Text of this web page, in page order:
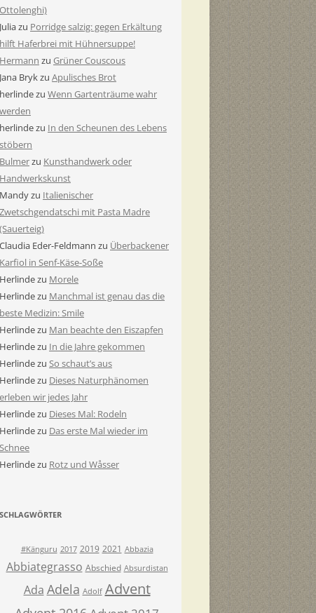
Ottolenghi)
Juliazu Porridge salzig: gegen Erkältung
hilft Haferbrei mit Hühnersuppe!
Hermann zu Grüner Couscous
Jana Brykzu Apulisches Brot
herlindezu Wenn Gartenträume wahr
werden
herlindezu In den Scheunen des Lebens
stöbern
Bulmerzu Kunsthandwerk oder
Handwerkskunst
Mandyzu Italienischer
Zwetschgendatschi mit Pasta Madre
(Sauerteig)
Claudia Eder-Feldmann zu Überbackener
Karfiol in Senf-Käse-Soße
Herlindezu Morele
Herlindezu Manchmal ist genau das die
beste Medizin: Smile
Herlindezu Man beachte den Eiszapfen
Herlindezu In die Jahre gekommen
Herlindezu So schaut’s aus
Herlindezu Dieses Naturphänomen
erleben wir jedes Jahr
Herlindezu Dieses Mal: Rodeln
Herlindezu Das erste Mal wieder im
Schnee
Herlindezu Rotz und Wåsser
SCHLAGWÖRTER
#Känguru 2017 2019 2021 Abbazia
Abbiategrasso Abschied Absurdistan
Ada Adela Adolf Advent